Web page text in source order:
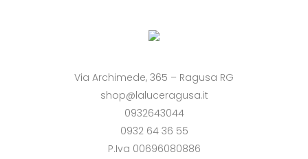
Via Archimede, 365 – Ragusa RG
shop@laluceragusa.it
0932643044
0932 64 36 55
P.Iva 00696080886